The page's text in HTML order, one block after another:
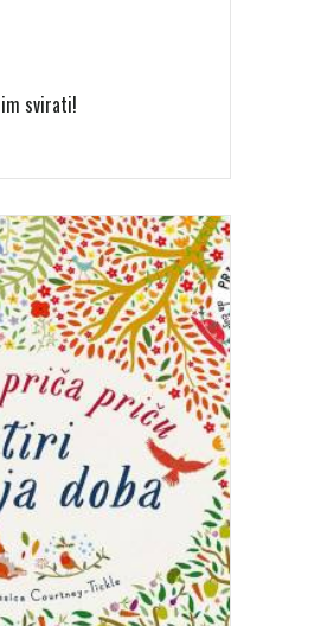
svirati!